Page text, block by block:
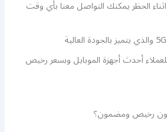
الحظر يمكنك التواصل معنا بأي وقت
أحدث أجهزة الموبايل وبسعر رخيص
رخيص ومضمون؟